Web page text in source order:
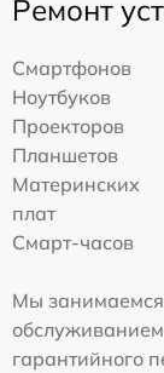
Ремонт
Смартфонов
Ноутбуков
Проекторов
Планшетов
Материнских
плат
Смарт-часов
Мы занимаемся
гарантийного